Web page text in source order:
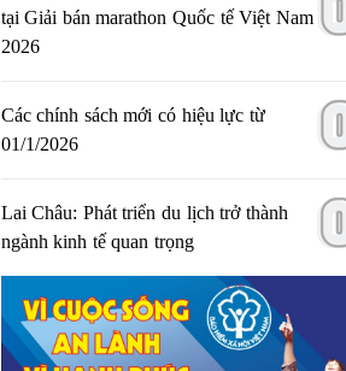
tại Giải bán marathon Quốc tế Việt Nam
2026
Các chính sách mới có hiệu lực từ
01/1/2026
Lai Châu: Phát triển du lịch trở thành
ngành kinh tế quan trọng